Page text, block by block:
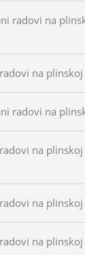
radovi na
na
radovi na
na
na
na